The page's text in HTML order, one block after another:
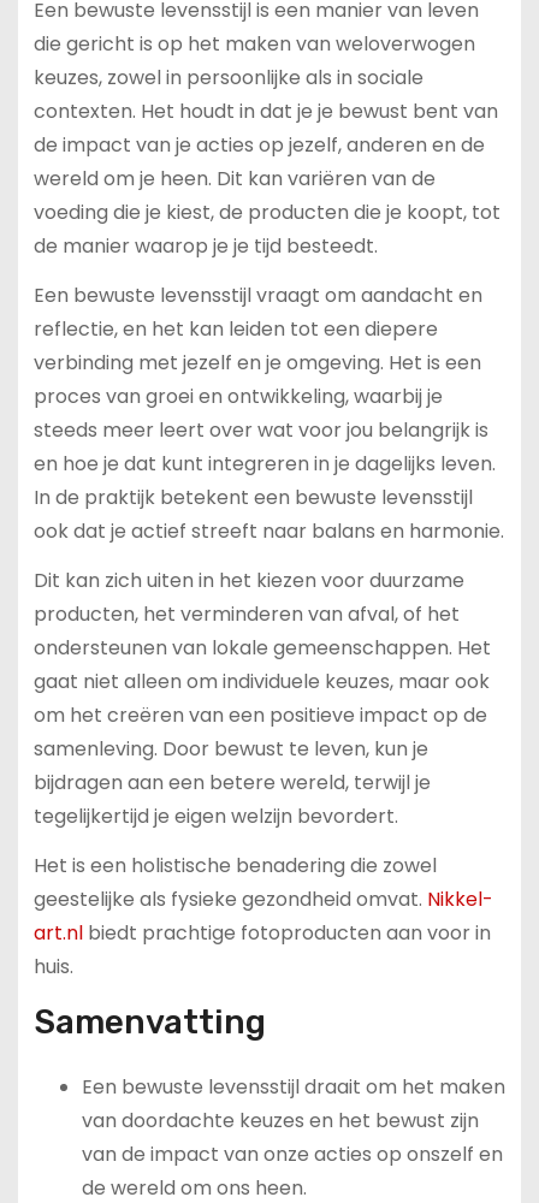
Een bewuste levensstijl is een manier van leven
die gericht is op het maken van weloverwogen
keuzes, zowel in persoonlijke als in sociale
contexten. Het houdt in dat je je bewust bent van
de impact van je acties op jezelf, anderen en de
wereld om je heen. Dit kan variëren van de
voeding die je kiest, de producten die je koopt, tot
de manier waarop je je tijd besteedt.
Een bewuste levensstijl vraagt om aandacht en
reflectie, en het kan leiden tot een diepere
verbinding met jezelf en je omgeving. Het is een
proces van groei en ontwikkeling, waarbij je
steeds meer leert over wat voor jou belangrijk is
en hoe je dat kunt integreren in je dagelijks leven.
In de praktijk betekent een bewuste levensstijl
ook dat je actief streeft naar balans en harmonie.
Dit kan zich uiten in het kiezen voor duurzame
producten, het verminderen van afval, of het
ondersteunen van lokale gemeenschappen. Het
gaat niet alleen om individuele keuzes, maar ook
om het creëren van een positieve impact op de
samenleving. Door bewust te leven, kun je
bijdragen aan een betere wereld, terwijl je
tegelijkertijd je eigen welzijn bevordert.
Het is een holistische benadering die zowel
geestelijke als fysieke gezondheid omvat. Nikkel-
art.nlbiedt prachtige fotoproducten aan voor in
huis.
Samenvatting
Een bewuste levensstijl draait om het maken
van doordachte keuzes en het bewust zijn
van de impact van onze acties op onszelf en
de wereld om ons heen.